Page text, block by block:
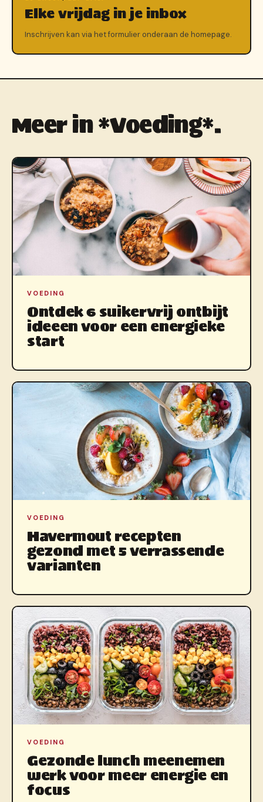
Elke vrijdag in je inbox
Inschrijven kan via het formulier onderaan de homepage.
Meer in *Voeding*.
VOEDING
Ontdek 6 suikervrij ontbijt
ideeen voor een energieke
start
VOEDING
Havermout recepten
gezond met 5 verrassende
varianten
VOEDING
Gezonde lunch meenemen
werk voor meer energie en
focus